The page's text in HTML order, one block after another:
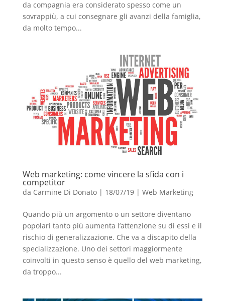
da compagnia era considerato spesso come un
sovrappiù, a cui consegnare gli avanzi della famiglia,
da molto tempo...
Web marketing: come vincere la sfida con i
competitor
da Carmine Di Donato| 18/07/19| Web Marketing
Quando più un argomento o un settore diventano
popolari tanto più aumenta l’attenzione su di essi e il
rischio di generalizzazione. Che va a discapito della
specializzazione. Uno dei settori maggiormente
coinvolti in questo senso è quello del web marketing,
da troppo...